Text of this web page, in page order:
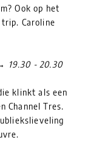
Ook op het
trip. Caroline
19.30 - 20.30
klinkt als een
Channel Tres.